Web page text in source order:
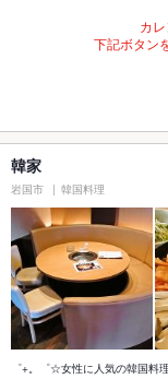
カ
下記ボタン
韓家
岩国市 韓国料理
゜+。゜☆女性に人気の韓国料